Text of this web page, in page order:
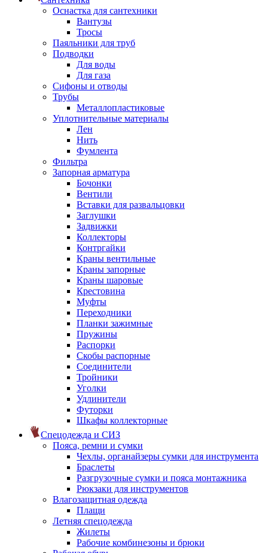
Оснастка для сантехники
Вантузы
Тросы
Паяльники для труб
Подводки
Для воды
Для газа
Сифоны и отводы
Трубы
Металлопластиковые
Уплотнительные материалы
Лен
Нить
Фумлента
Фильтра
Запорная арматура
Бочонки
Вентили
Вставки для развальцовки
Заглушки
Задвижки
Коллекторы
Контргайки
Краны вентильные
Краны запорные
Краны шаровые
Крестовина
Муфты
Переходники
Планки зажимные
Пружины
Распорки
Скобы распорные
Соединители
Тройники
Уголки
Удлинители
Футорки
Шкафы коллекторные
Спецодежда и СИЗ
Пояса, ремни и сумки
Чехлы, органайзеры сумки для инструмента
Браслеты
Разгрузочные сумки и пояса монтажника
Рюкзаки для инструментов
Влагозащитная одежда
Плащи
Летняя спецодежда
Жилеты
Рабочие комбинезоны и брюки